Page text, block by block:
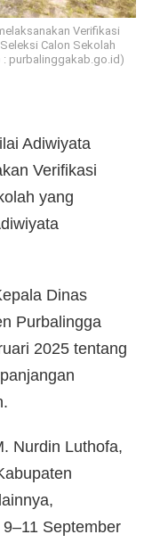
Verifikasi
Calon Sekolah
: purbalinggakab.go.id)
Adiwiyata
Verifikasi
yang
Dinas
Purbalingga
2025 tentang
Nurdin Luthofa,
September